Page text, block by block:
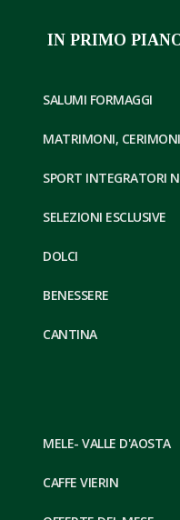
IN PRIMO
SALUMI FORMAGGI
MATRIMONI,
SPORT INTEGRATORI
SELEZIONI ESCLUSIVE
DOLCI
BENESSERE
CANTINA
MELE- VALLE D'AOSTA
CAFFE VIERIN